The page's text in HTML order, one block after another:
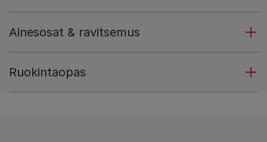
Ainesosat & ravitsemus
Ruokintaopas